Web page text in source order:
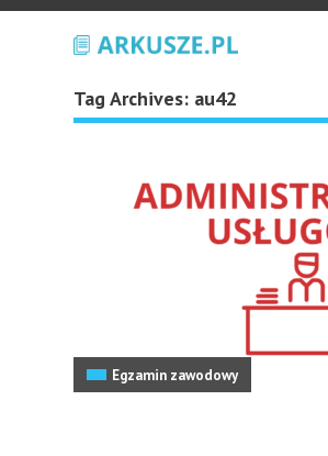
Tag Archives: au42
Egzamin zawodowy